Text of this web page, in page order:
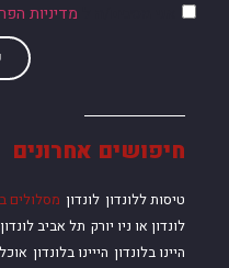
חיפושים אחרונים
טיסות ללונדון לונדון מסלולים
לונדון או ניו יורק תל אביב לונדון
היינו בלונדון הייינו בלונדון
מדיניות